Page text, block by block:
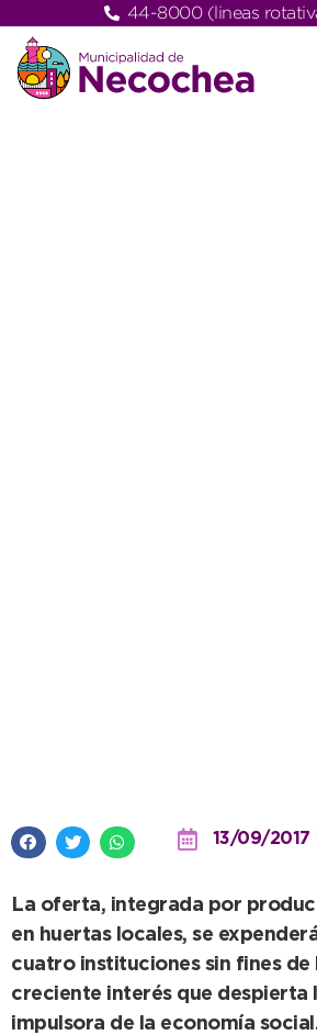
44-8000 (lineas
13/09/2017
La oferta, integrada por
en huertas locales, se
cuatro instituciones sin fines de
creciente interés que despierta
impulsora de la economía